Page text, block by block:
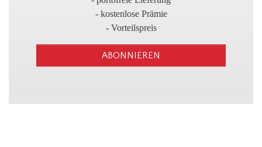
- kostenlose Prämie
- Vorteilspreis
ABONNIEREN